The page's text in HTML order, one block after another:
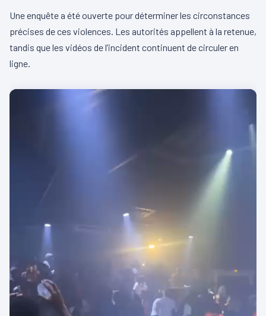
Une enquête a été ouverte pour déterminer les circonstances
précises de ces violences. Les autorités appellent à la retenue,
tandis que les vidéos de l’incident continuent de circuler en
ligne.